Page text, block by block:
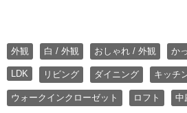
外観 白 / 外観 おしゃれ / 外観 か
LDK リビング ダイニング キッチ
ウォークインクローゼット ロフト 中